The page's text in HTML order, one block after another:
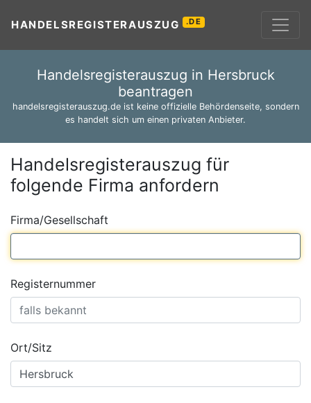
HANDELSREGISTERAUSZUG .DE
Handelsregisterauszug in Hersbruck
beantragen
handelsregisterauszug.de ist keine offizielle Behördenseite, sondern
es handelt sich um einen privaten Anbieter.
Handelsregisterauszug für
folgende Firma anfordern
Firma/Gesellschaft
Registernummer
Ort/Sitz